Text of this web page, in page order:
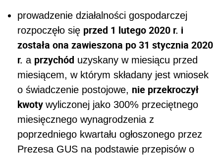
prowadzenie działalności gospodarczej
rozpoczęło się przed 1 lutego 2020 r. i
została ona zawieszona po 31 stycznia 2020
r. a przychód uzyskany w miesiącu przed
miesiącem, w którym składany jest wniosek
o świadczenie postojowe, nie przekroczył
kwoty wyliczonej jako 300% przeciętnego
miesięcznego wynagrodzenia z
poprzedniego kwartału ogłoszonego przez
Prezesa GUS na podstawie przepisów o